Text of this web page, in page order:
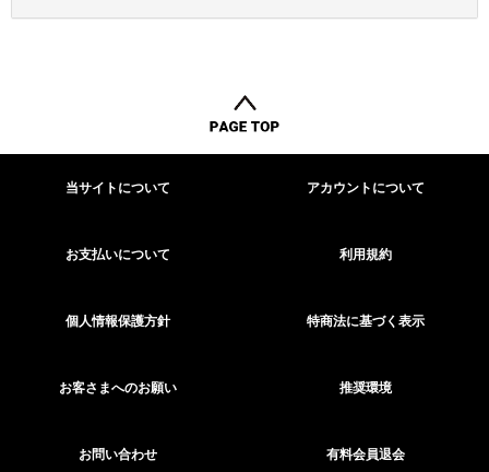
当サイトについて アカウントについて
お支払いについて 利用規約
個人情報保護方針 特商法に基づく表示
お客さまへのお願い 推奨環境
お問い合わせ 有料会員退会